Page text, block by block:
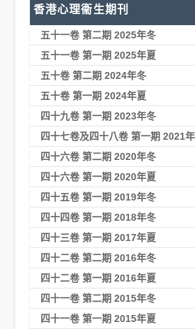
香港心理衞生期刊
五十一卷 第二期 2025年冬
五十一卷 第一期 2025年夏
五十卷 第二期 2024年冬
五十卷 第一期 2024年夏
四十九卷 第一期 2023年冬
四十七卷及四十八卷 第一期 2021
四十六卷 第二期 2020年冬
四十六卷 第一期 2020年夏
四十五卷 第一期 2019年冬
四十四卷 第一期 2018年冬
四十三卷 第一期 2017年夏
四十二卷 第二期 2016年冬
四十二卷 第一期 2016年夏
四十一卷 第二期 2015年冬
四十一卷 第一期 2015年夏